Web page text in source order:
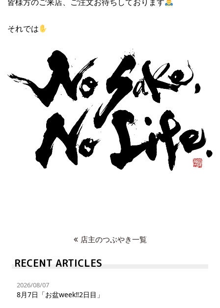
それでは
店主のつぶやき一覧
RECENT ARTICLES
2026/08/07
8月7日「お盆week‼︎2日目」